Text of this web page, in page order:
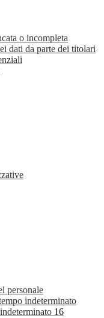
o incompleta
dati da parte dei titolari
personale
indeterminato
16